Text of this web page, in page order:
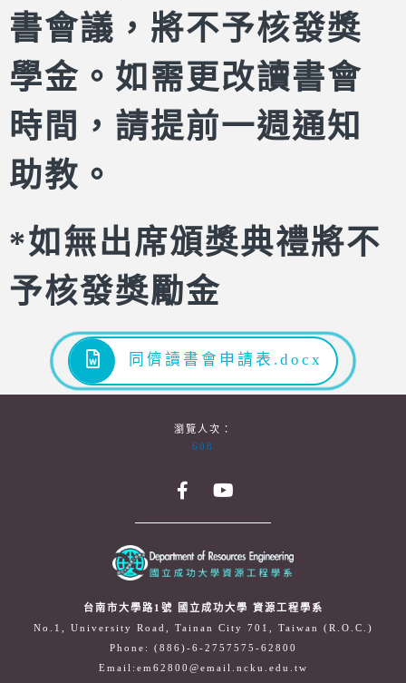
書會議，將不予核發獎
學金。如需更改讀書會
時間，請提前一週通知
助教。
*如無出席頒獎典禮將不
予核發獎勵金
同儕讀書會申請表.docx
瀏覽人次：
608
台南市大學路1號 國立成功大學 資源工程學系
No.1, University Road, Tainan City 701, Taiwan (R.O.C.)
Phone: (886)-6-2757575-62800
Email:em62800@email.ncku.edu.tw